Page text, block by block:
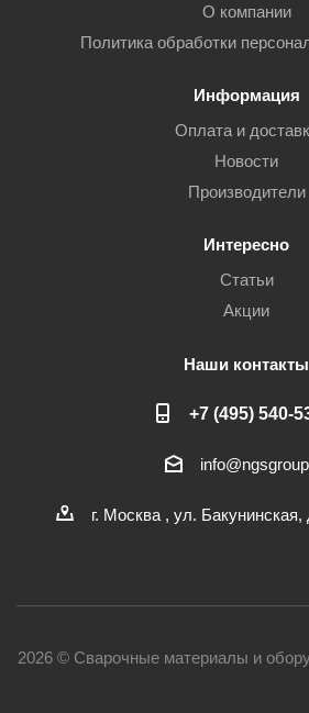
О компании
Политика обработки
Информация
Оплата и
Новости
Производители
Интересно
Статьи
Акции
Наши контакты
+7 (495) 540-
г. Москва , ул.
2026 © Сварочные материалы и